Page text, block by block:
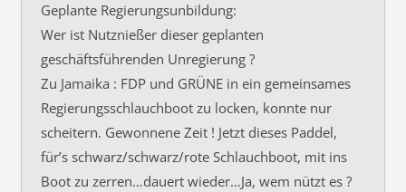
Geplante Regierungsunbildung:
Wer ist Nutznießer dieser geplanten
geschäftsführenden Unregierung ?
Zu Jamaika : FDP und GRÜNE in ein gemeinsames
Regierungsschlauchboot zu locken, konnte nur
scheitern. Gewonnene Zeit ! Jetzt dieses Paddel,
für’s schwarz/schwarz/rote Schlauchboot, mit ins
Boot zu zerren…dauert wieder…Ja, wem nützt es ?